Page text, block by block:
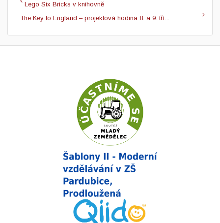
Lego Six Bricks v knihovně
The Key to England – projektová hodina 8. a 9. tří...